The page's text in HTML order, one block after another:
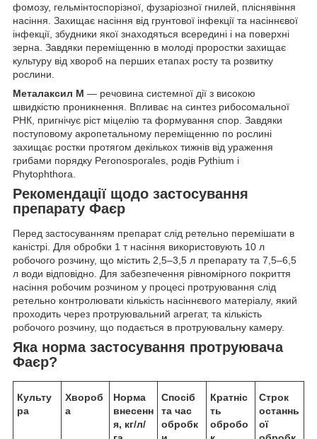
фомозу, гельмінтоспорізної, фузаріозної гнилей, пліснявіння
насіння. Захищає насіння від грунтової інфекції та насіннєвої
інфекції, збудники якої знаходяться всередині і на поверхні
зерна. Завдяки переміщенню в молоді проростки захищає
культуру від хвороб на перших етапах росту та розвитку
рослини.
Металаксил М — речовина системної дії з високою
швидкістю проникнення. Впливає на синтез рибосомальної
РНК, пригнічує ріст міцелію та формування спор. Завдяки
поступовому акропетальному переміщенню по рослині
захищає ростки протягом декількох тижнів від ураження
грибами порядку Peronosporales, родів Pythium і
Phytophthora.
Рекомендації щодо застосування
препарату Фаєр
Перед застосуванням препарат слід ретельно перемішати в
каністрі. Для обробки 1 т насіння використовують 10 л
робочого розчину, що містить 2,5–3,5 л препарату та 7,5–6,5
л води відповідно. Для забезпечення рівномірного покриття
насіння робочим розчином у процесі протруювання слід
ретельно контролювати кількість насіннєвого матеріалу, який
проходить через протруювальний агрегат, та кількість
робочого розчину, що подається в протруювальну камеру.
Яка норма застосування протруювача
Фаєр?
Культу
ра
Хвороб
а
Норма
внесенн
я, кг/л/
Спосіб
та час
обробк
Кратніс
ть
обробо
Строк
останнь
ої